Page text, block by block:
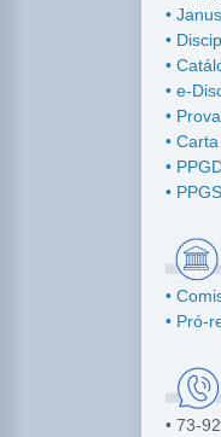
• Janus
•
•
• e-
•
•
•
•
•
• Pró-
• 73-